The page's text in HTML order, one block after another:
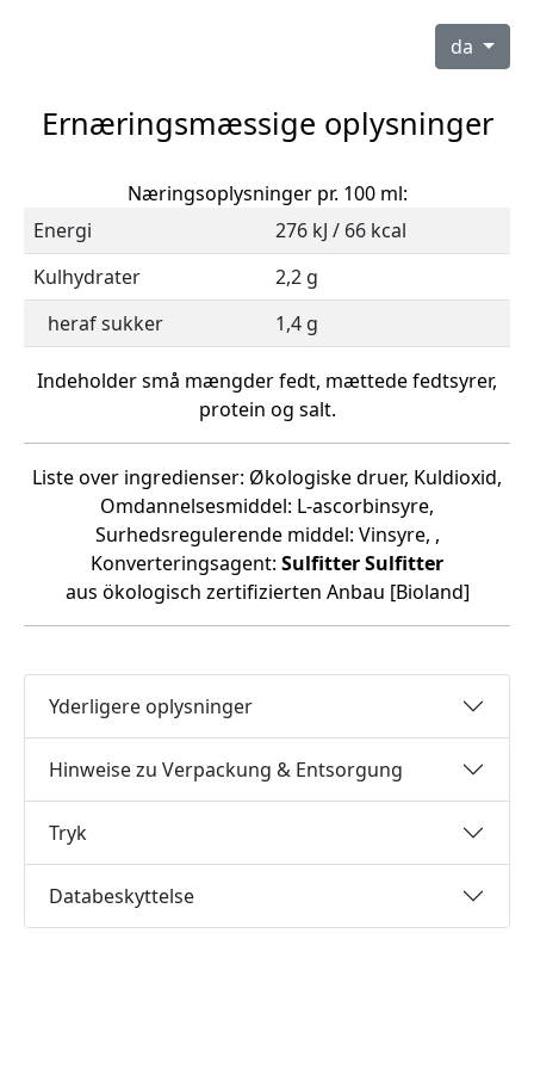
da
Ernæringsmæssige oplysninger
Næringsoplysninger pr. 100 ml:
Energi
276 kJ / 66 kcal
Kulhydrater
2,2 g
heraf sukker
1,4 g
Indeholder små mængder fedt, mættede fedtsyrer,
protein og salt.
Liste over ingredienser: Økologiske druer, Kuldioxid,
Omdannelsesmiddel: L-ascorbinsyre,
Surhedsregulerende middel: Vinsyre, ,
Konverteringsagent: SulfitterSulfitter
aus ökologisch zertifizierten Anbau [Bioland]
Yderligere oplysninger
Hinweise zu Verpackung & Entsorgung
Tryk
Databeskyttelse